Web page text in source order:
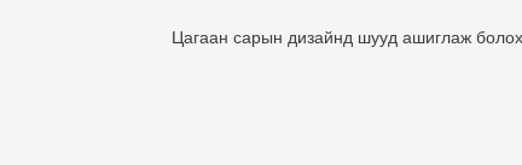
Цагаан сарын дизайнд шууд ашиглаж